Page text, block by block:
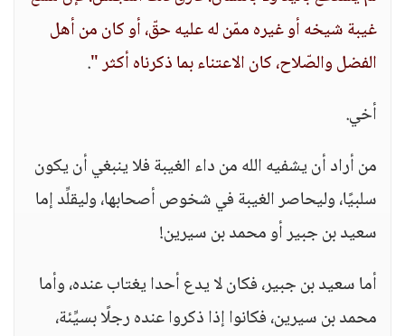
غيبة شيخه أو غيره ممّن له عليه حقّ، أو كان من أهل
الفضل والصّلاح، كان الاعتناء بما ذكرناه أكثر ".
أخي.
من أراد أن يشفيه الله من داء الغيبة فلا ينبغي أن يكون
سلبيًا، وليحاصر الغيبة في شخوص أصحابها، وليقلِّد إما
سعيد بن جبير أو محمد بن سيرين!
أما سعيد بن جبير، فكان لا يدع أحدا يغتاب عنده، وأما
محمد بن سيرين، فكانوا إذا ذكروا عنده رجلًا بسيِّئة،